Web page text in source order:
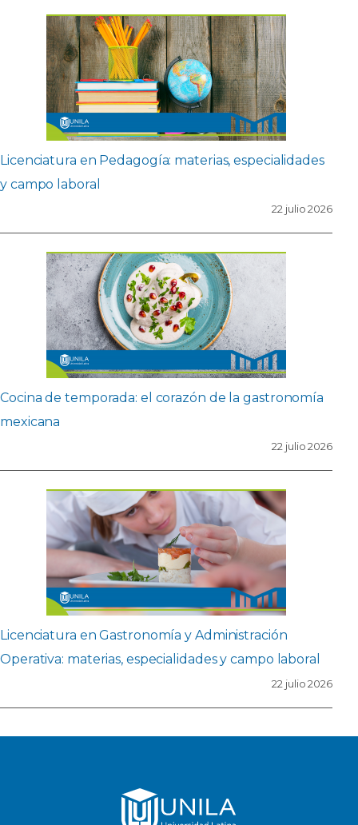
Licenciatura en Pedagogía: materias, especialidades
y campo laboral
22 julio 2026
Cocina de temporada: el corazón de la gastronomía
mexicana
22 julio 2026
Licenciatura en Gastronomía y Administración
Operativa: materias, especialidades y campo laboral
22 julio 2026